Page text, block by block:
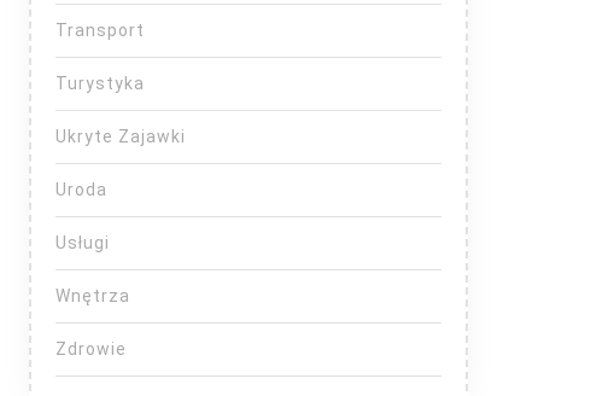
Transport
Turystyka
Ukryte Zajawki
Uroda
Usługi
Wnętrza
Zdrowie